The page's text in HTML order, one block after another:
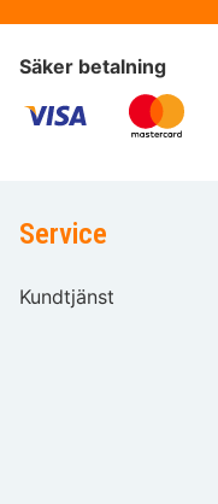
Säker betalning
Service
Kundtjänst